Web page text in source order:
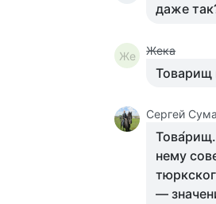
даже
Же Жека
Товарищ
Сергей
нему
—